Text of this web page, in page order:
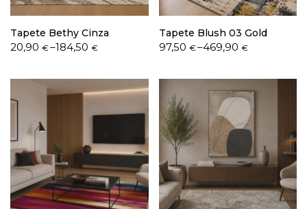
Tapete Bethy Cinza
20,90 €–184,50€
Price
through
184,50 €
Tapete Blush 03 Gold
97,50 €–469,90 €
Price
469,90 €